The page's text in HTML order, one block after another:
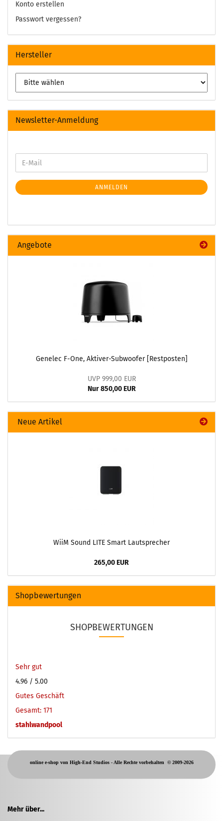
Konto erstellen
Passwort vergessen?
Hersteller
Newsletter-Anmeldung
ANMELDEN
Angebote
Genelec F-One, Aktiver-Subwoofer [Restposten]
UVP 999,00 EUR
Nur 850,00 EUR
Neue Artikel
WiiM Sound LITE Smart Lautsprecher
265,00 EUR
Shopbewertungen
SHOPBEWERTUNGEN
Sehr gut
4.96 / 5.00
Gutes Geschäft
Gesamt: 171
stahlwandpool
online e-shop von High-End Studios -Alle Rechte vorbehalten © 2009-2026
Mehr über...